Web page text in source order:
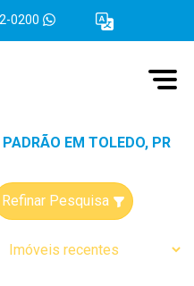
0200
EM TOLEDO, PR
Refinar Pesquisa